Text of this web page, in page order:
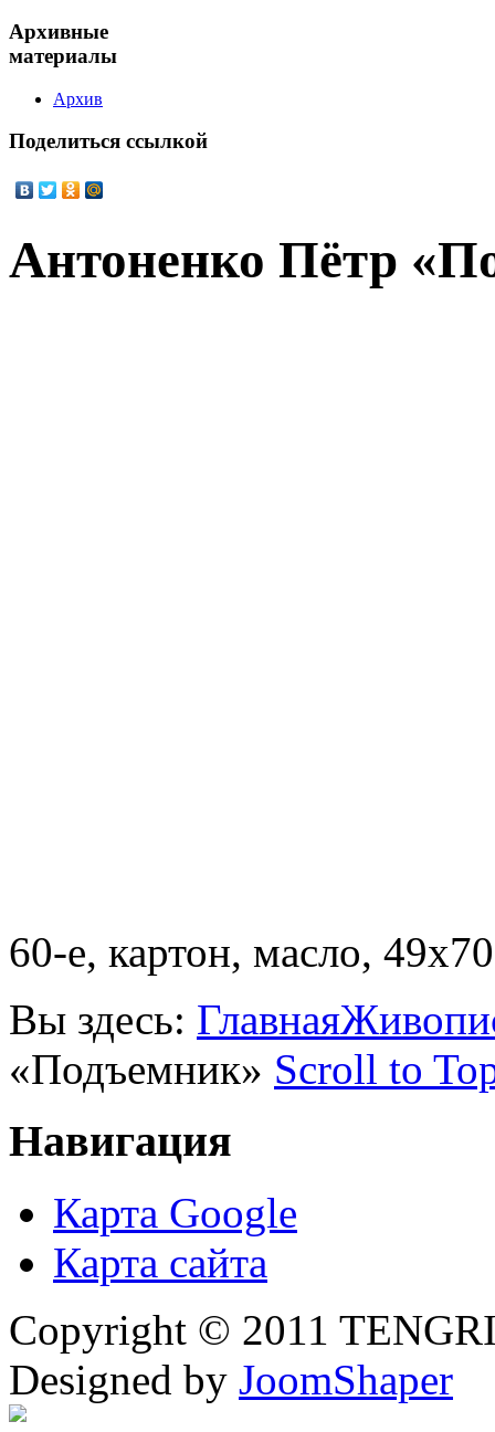
Архивные
материалы
Архив
Поделиться ссылкой
Антоненко Пётр
60-е, картон, масло,
Вы здесь: Главная
«Подъемник» Scroll to
Навигация
Карта Google
Карта сайта
Copyright © 2011
Designed by JoomShaper